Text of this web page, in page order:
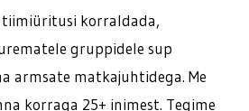
tiimiüritusi korraldada,
gruppidele sup
armsate matkajuhtidega. Me
korraga 25+ inimest. Tegime